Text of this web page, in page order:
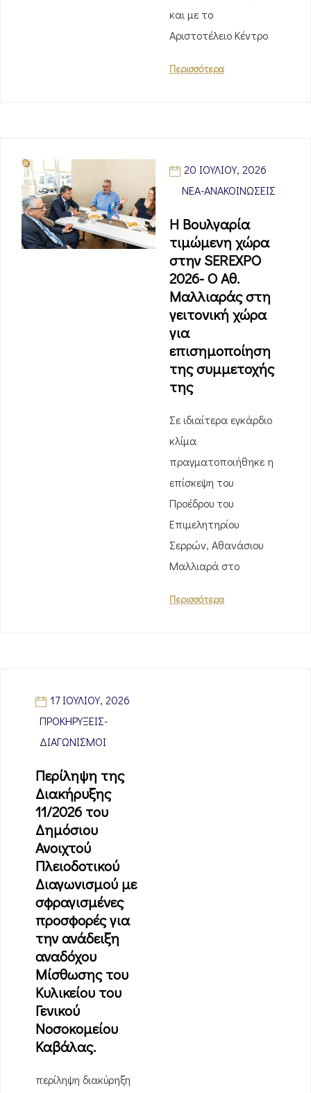
και με το
Αριστοτέλειο Κέντρο
Περισσότερα
20 ΙΟΥΛΊΟΥ, 2026
ΝΈΑ-ΑΝΑΚΟΙΝΏΣΕΙΣ
H Βουλγαρία
τιμώμενη χώρα
στην SEREXPO
2026- O Αθ.
Μαλλιαράς στη
γειτονική χώρα
για
επισημοποίηση
της συμμετοχής
της
Σε ιδιαίτερα εγκάρδιο
κλίμα
πραγματοποιήθηκε η
επίσκεψη του
Προέδρου του
Επιμελητηρίου
Σερρών, Αθανάσιου
Μαλλιαρά στο
Περισσότερα
17 ΙΟΥΛΊΟΥ, 2026
ΠΡΟΚΗΡΎΞΕΙΣ-
ΔΙΑΓΩΝΙΣΜΟΊ
Περίληψη της
Διακήρυξης
11/2026 του
Δημόσιου
Ανοιχτού
Πλειοδοτικού
Διαγωνισμού με
σφραγισμένες
προσφορές για
την ανάδειξη
αναδόχου
Μίσθωσης του
Κυλικείου του
Γενικού
Νοσοκομείου
Καβάλας.
περίληψη διακύρηξη